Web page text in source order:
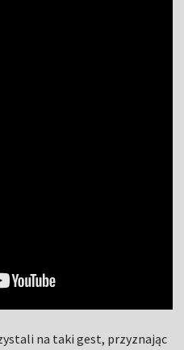
na taki gest, przyznając